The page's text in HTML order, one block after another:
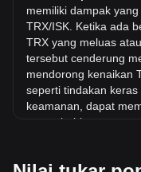
Selama 7 hari
sebesar 1.13%.
(TRX) telah naik
(ISK).
memiliki dampak
TRX/ISK. Ketika ada
TRX yang meluas
tersebut cenderung
mendorong kenaikan
seperti tindakan
keamanan, dapat
menyebabkan
seputar mata uang